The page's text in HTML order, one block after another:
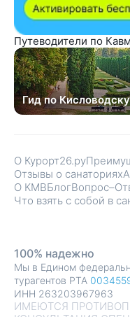
Путеводители по
Гид по Кисловодску
О Курорт26.ру
Отзывы о санаториях
О КМВБлог
Что взять с собой в
ИМЕЮТСЯ
100% надежно
Мы в Едином
турагентов РТА
ИНН 263203967963